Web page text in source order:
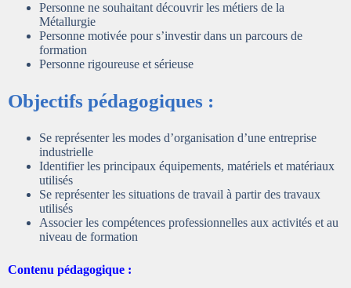
Personne ne souhaitant découvrir les métiers de la
Métallurgie
Personne motivée pour s’investir dans un parcours de
formation
Personne rigoureuse et sérieuse
Objectifs pédagogiques :
Se représenter les modes d’organisation d’une entreprise
industrielle
Identifier les principaux équipements, matériels et matériaux
utilisés
Se représenter les situations de travail à partir des travaux
utilisés
Associer les compétences professionnelles aux activités et au
niveau de formation
Contenu pédagogique :